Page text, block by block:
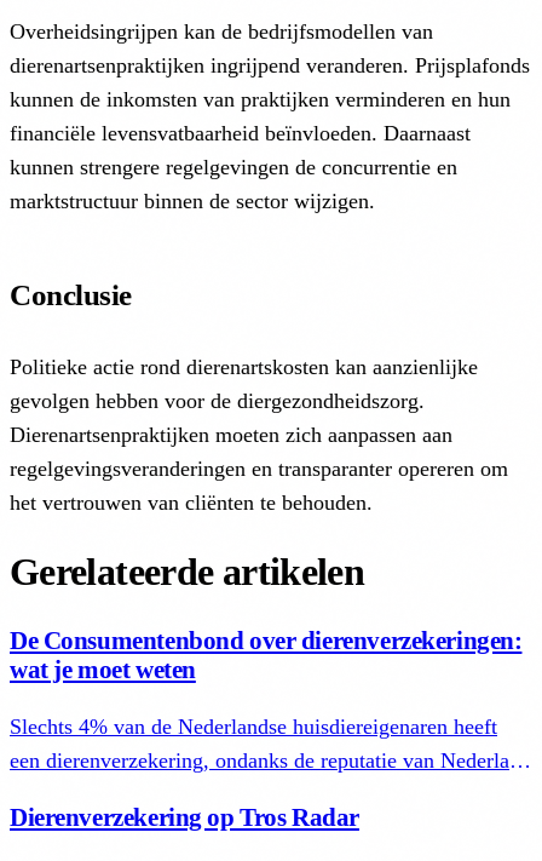
Overheidsingrijpen kan de bedrijfsmodellen van
dierenartsenpraktijken ingrijpend veranderen. Prijsplafonds
kunnen de inkomsten van praktijken verminderen en hun
financiële levensvatbaarheid beïnvloeden. Daarnaast
kunnen strengere regelgevingen de concurrentie en
marktstructuur binnen de sector wijzigen.
Conclusie
Politieke actie rond dierenartskosten kan aanzienlijke
gevolgen hebben voor de diergezondheidszorg.
Dierenartsenpraktijken moeten zich aanpassen aan
regelgevingsveranderingen en transparanter opereren om
het vertrouwen van cliënten te behouden.
Gerelateerde artikelen
De Consumentenbond over dierenverzekeringen:
wat je moet weten
Slechts 4% van de Nederlandse huisdiereigenaren heeft
een dierenverzekering, ondanks de reputatie van Nederland
Groot-Brittannië (20%) en Scandinavië (75%).
Dierenverzekering op Tros Radar